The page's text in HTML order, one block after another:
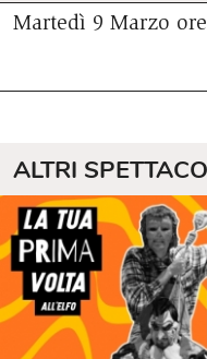
Martedì 9 Marzo
ALTRI